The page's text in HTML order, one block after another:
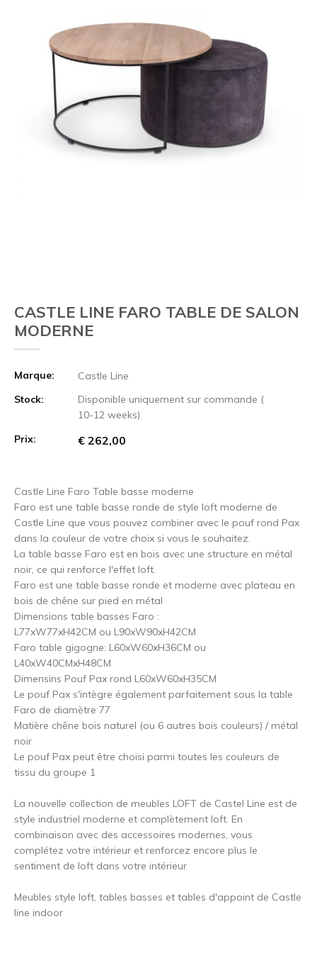
CASTLE LINE FARO TABLE DE SALON
MODERNE
Marque:
Castle Line
Stock:
Disponible uniquement sur commande (
10-12 weeks)
Prix:
€ 262,00
Castle Line Faro Table basse moderne
Faro est une table basse ronde de style loft moderne de
Castle Line que vous pouvez combiner avec le pouf rond Pax
dans la couleur de votre choix si vous le souhaitez.
La table basse Faro est en bois avec une structure en métal
noir, ce qui renforce l'effet loft.
Faro est une table basse ronde et moderne avec plateau en
bois de chêne sur pied en métal
Dimensions table basses Faro :
L77xW77xH42CM ou L90xW90xH42CM
Faro table gigogne: L60xW60xH36CM ou
L40xW40CMxH48CM
Dimensins Pouf Pax rond L60xW60xH35CM
Le pouf Pax s'intègre également parfaitement sous la table
Faro de diamètre 77
Matière chêne bois naturel (ou 6 autres bois couleurs) / métal
noir
Le pouf Pax peut être choisi parmi toutes les couleurs de
tissu du groupe 1
La nouvelle collection de meubles LOFT de Castel Line est de
style industriel moderne et complètement loft. En
combinaison avec des accessoires modernes, vous
complétez votre intérieur et renforcez encore plus le
sentiment de loft dans votre intérieur
Meubles style loft, tables basses et tables d'appoint de Castle
line indoor